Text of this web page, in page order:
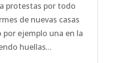
protestas por todo
de nuevas casas
ejemplo una en la
huellas...